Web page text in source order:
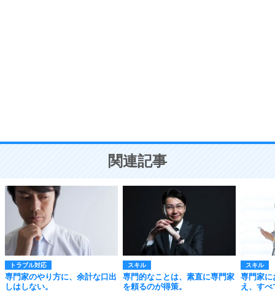
ことが大切。
関連記事
トラブル対応
専門家のやり方に、余計な口出
しはしない。
スキル
専門的なことは、素直に専門家
を頼るのが得策。
スキル
専門家に
え、す